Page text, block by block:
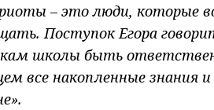
– это люди, которые
Поступок Егора
школы быть
все накопленные знания